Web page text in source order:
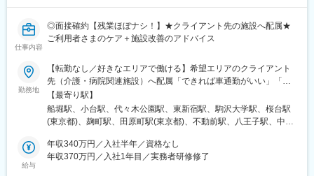
駅、千葉中央駅、東中山駅、後楽園駅、神田駅(東京都)、西日暮里
駅、下板橋駅、大塚駅前駅、学習院下駅、大崎広小路駅、虎ノ門
浜松駅、国際センター駅、名古屋駅、栄駅(愛知県)、西一宮駅、大
阪梅田駅(阪神線)、中津駅(大阪府・阪急線)、渡辺橋駅、南方駅(大
阪府)、清水五条駅、烏丸駅、十条駅(京都府・近鉄線)、桃山駅、
猿猴橋町駅、的場町駅、横川一丁目駅、県庁前駅(広島県)、九品寺
交差点駅
仕事内容
◎面接確約【残業ほぼナシ！】★クライアント先の施設へ配属★
ご利用者さまのケア＋施設改善のアドバイス
勤務地
【転勤なし／好きなエリアで働ける】希望エリアのクライアント
先（介護・病院関連施設）へ配属「できれば車通勤がいい」「未
経験なので先輩スタッフと一緒に働きたい」等ご相談ください！
━━【配属エリア】━━＜1＞北海道・東北／北海道、岩手※、宮
城、福島＜2＞北関東／茨城、栃木、群馬＜3＞首都圏／東京、神
岡、岐阜＜6＞関西／大阪、京都、兵庫、和歌山、奈良※＜7＞中
四国／広島※、岡山※＜8＞九州／福岡、熊本※、長崎※、大分※、鹿
【最寄り駅】
船堀駅、小台駅、代々木公園駅、東新宿駅、駒沢大学駅、桜台駅
(東京都)、麹町駅、田原町駅(東京都)、不動前駅、八王子駅、中野
駅(函館本線)、新道東駅、西２８丁目駅、郡山駅(福島県)、愛子
駅、北仙台駅、泉中央駅、作並駅、境町駅、高崎駅、東武宇都宮
給与
年収340万円／入社半年／資格なし
年収370万円／入社1年目／実務者研修修了